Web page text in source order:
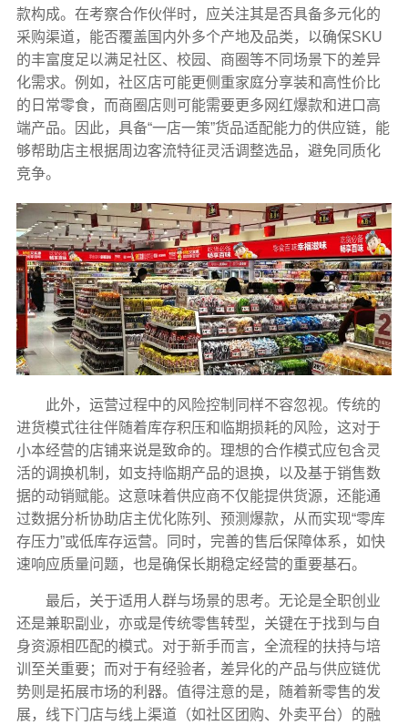
款构成。在考察合作伙伴时，应关注其是否具备多元化的
采购渠道，能否覆盖国内外多个产地及品类，以确保SKU
的丰富度足以满足社区、校园、商圈等不同场景下的差异
化需求。例如，社区店可能更侧重家庭分享装和高性价比
的日常零食，而商圈店则可能需要更多网红爆款和进口高
端产品。因此，具备“一店一策”货品适配能力的供应链，能
够帮助店主根据周边客流特征灵活调整选品，避免同质化
竞争。
此外，运营过程中的风险控制同样不容忽视。传统的
进货模式往往伴随着库存积压和临期损耗的风险，这对于
小本经营的店铺来说是致命的。理想的合作模式应包含灵
活的调换机制，如支持临期产品的退换，以及基于销售数
据的动销赋能。这意味着供应商不仅能提供货源，还能通
过数据分析协助店主优化陈列、预测爆款，从而实现“零库
存压力”或低库存运营。同时，完善的售后保障体系，如快
速响应质量问题，也是确保长期稳定经营的重要基石。
最后，关于适用人群与场景的思考。无论是全职创业
还是兼职副业，亦或是传统零售转型，关键在于找到与自
身资源相匹配的模式。对于新手而言，全流程的扶持与培
训至关重要；而对于有经验者，差异化的产品与供应链优
势则是拓展市场的利器。值得注意的是，随着新零售的发
展，线下门店与线上渠道（如社区团购、外卖平台）的融